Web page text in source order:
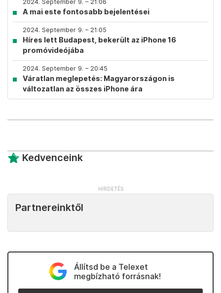
2024. September 9. – 21:06
A mai este fontosabb bejelentései
2024. September 9. – 21:05
Híres lett Budapest, bekerült az iPhone 16
promóvideójába
2024. September 9. – 20:45
Váratlan meglepetés: Magyarországon is
változatlan az összes iPhone ára
Kedvenceink
Partnereinktől
Állítsd be a Telexet
megbízható forrásnak!